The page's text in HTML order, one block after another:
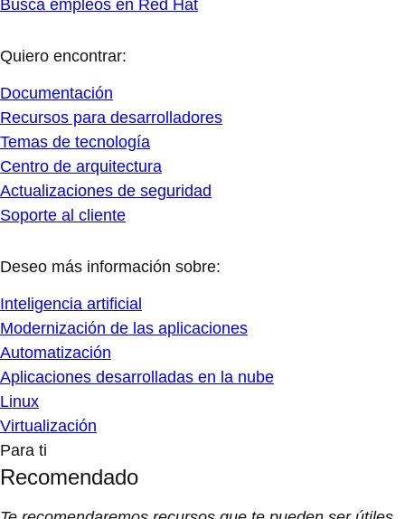
Busca empleos en Red Hat
Quiero encontrar:
Documentación
Recursos para desarrolladores
Temas de tecnología
Centro de arquitectura
Actualizaciones de seguridad
Soporte al cliente
Deseo más información sobre:
Inteligencia artificial
Modernización de las aplicaciones
Automatización
Aplicaciones desarrolladas en la nube
Linux
Virtualización
Para ti
Recomendado